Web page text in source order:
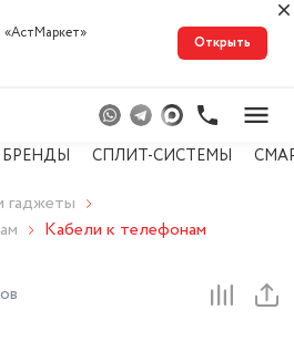
Открыть
БРЕНДЫ СПЛИТ-СИСТЕМЫ
гаджеты
Кабели к телефонам